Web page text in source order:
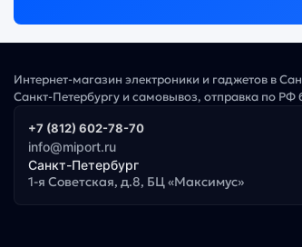
Интернет-магазин электроники и гаджетов в
Санкт-Петербургу и самовывоз, отправка по РФ
+7 (812) 602-78-70
info@miport.ru
Санкт-Петербург
1-я Советская, д.8, БЦ «Максимус»